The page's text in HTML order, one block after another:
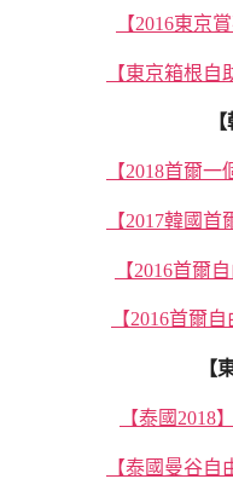
【2016東京
【東京箱根
【2018首爾
【2017韓國
【2016首爾
【2016首爾
【
【泰國2018
【泰國曼谷自